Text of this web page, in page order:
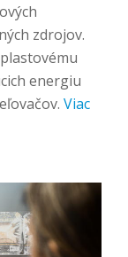
zdrojov.
energiu
Viac